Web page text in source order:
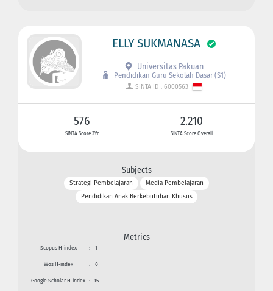
ELLY SUKMANASA
Universitas Pakuan
Pendidikan Guru Sekolah Dasar (S1)
SINTA ID : 6000563
576
SINTA Score 3Yr
2.210
SINTA Score Overall
Subjects
Strategi Pembelajaran
Media Pembelajaran
Pendidikan Anak Berkebutuhan Khusus
Metrics
Scopus H-index : 1
Wos H-index : 0
Google Scholar H-index : 15